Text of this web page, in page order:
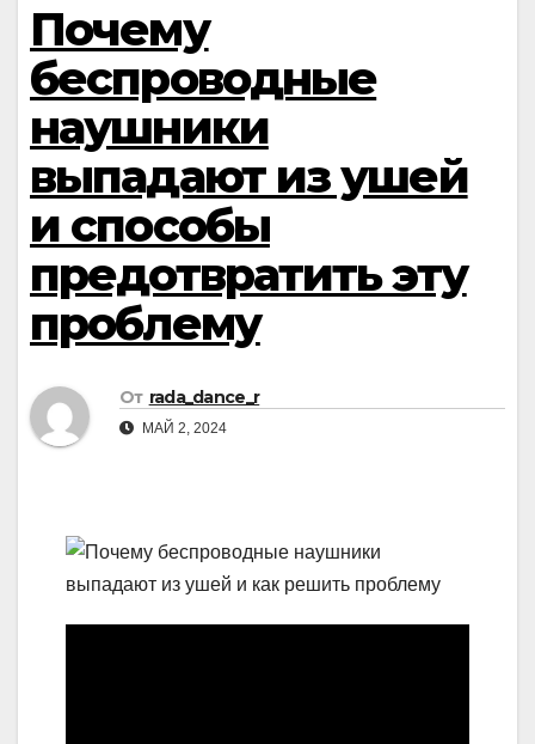
Почему
беспроводные
наушники
выпадают из ушей
и способы
предотвратить эту
проблему
От rada_dance_r
МАЙ 2, 2024